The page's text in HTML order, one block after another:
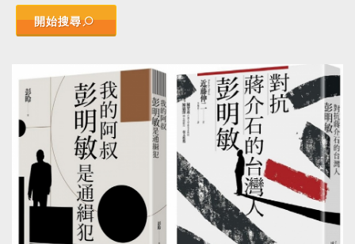
開始搜尋